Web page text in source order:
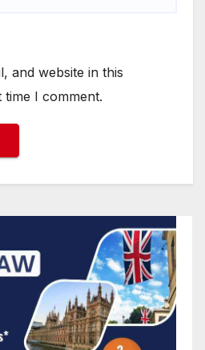
and website in this
I comment.